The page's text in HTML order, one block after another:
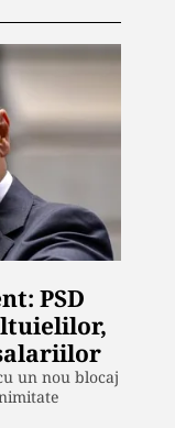
PSD
un nou blocaj